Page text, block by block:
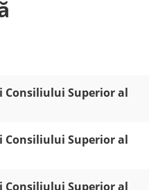
Consiliului Superior al
Consiliului Superior al
Consiliului Superior al